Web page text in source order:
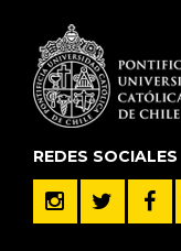
REDES SOCIALES